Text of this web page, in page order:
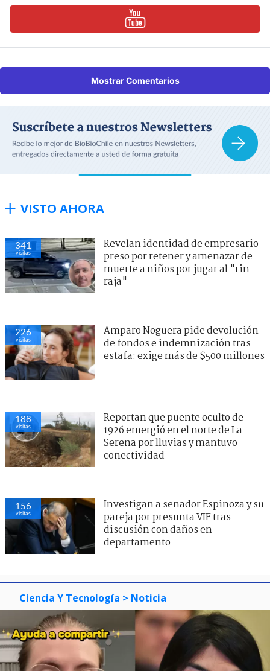
Mostrar Comentarios
VISTO AHORA
341
visitas
Revelan identidad de empresario
preso por retener y amenazar de
muerte a niños por jugar al "rin
raja"
226
visitas
Amparo Noguera pide devolución
de fondos e indemnización tras
estafa: exige más de $500 millones
188
visitas
Reportan que puente oculto de
1926 emergió en el norte de La
Serena por lluvias y mantuvo
conectividad
156
visitas
Investigan a senador Espinoza y su
pareja por presunta VIF tras
discusión con daños en
departamento
Ciencia Y Tecnología > Noticia